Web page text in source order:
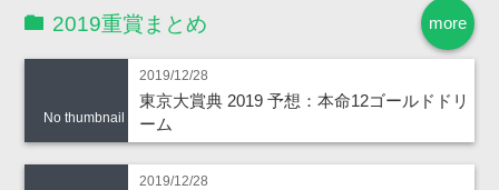
more
2019重賞まとめ
No thumbnail
2019/12/28
東京大賞典 2019 予想：本命12ゴールドドリ
ーム
2019/12/28